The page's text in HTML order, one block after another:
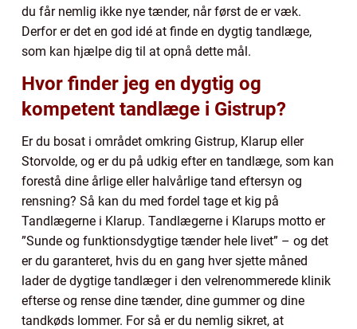
du får nemlig ikke nye tænder, når først de er væk.
Derfor er det en god idé at finde en dygtig tandlæge,
som kan hjælpe dig til at opnå dette mål.
Hvor finder jeg en dygtig og
kompetent tandlæge i Gistrup?
Er du bosat i området omkring Gistrup, Klarup eller
Storvolde, og er du på udkig efter en tandlæge, som kan
forestå dine årlige eller halvårlige tand eftersyn og
rensning? Så kan du med fordel tage et kig på
Tandlægerne i Klarup. Tandlægerne i Klarups motto er
”Sunde og funktionsdygtige tænder hele livet” – og det
er du garanteret, hvis du en gang hver sjette måned
lader de dygtige tandlæger i den velrenommerede klinik
efterse og rense dine tænder, dine gummer og dine
tandkøds lommer. For så er du nemlig sikret, at